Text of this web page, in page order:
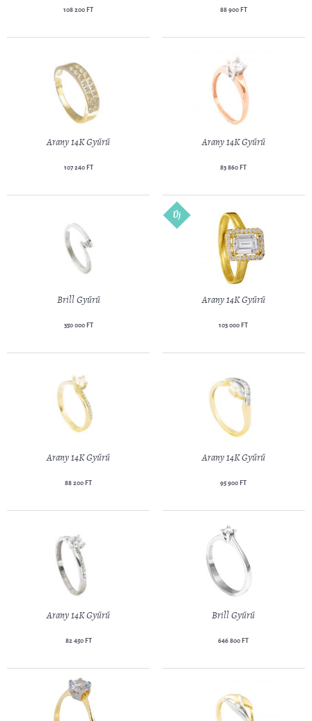
108 200 FT 88 900 FT
Arany 14K Gyűrű
107 240 FT
Arany 14K Gyűrű
83 860 FT
Brill Gyűrű
350 000 FT
Arany 14K Gyűrű
103 000 FT
Új
Arany 14K Gyűrű
88 200 FT
Arany 14K Gyűrű
95 900 FT
Arany 14K Gyűrű
82 450 FT
Brill Gyűrű
646 800 FT